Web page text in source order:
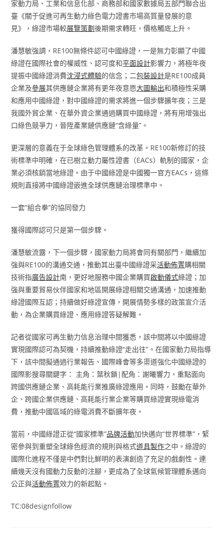
家動力局、工業和信息化部、商務部和國家數據局五部門聯合出
臺《關于促進可再生動力綠色電力證書市場高質量發展的意
見》，綠證市場較展覽策劃後期需求轉旺，價格觸底上升。
潘慧敏強調，RE100無條件認可中國綠證，一是無力彰顯了中國
綠證在國際社會的權威性、認可度和平面設計影響力，將極年夜
提振中國綠證消費沈浸式體驗的信念；二包裝設計是RE100成員
企業及參展其供應鏈企業將有更年夜意愿大圖輸出和積極性采購
和應用中國綠證，對中國綠證的需求將進一個步驟擴年夜；三是
我國外貿企業、在華外資企業通過購買中國綠證，將有用增強出
口綠色競爭力，晉陞產業鏈供應鏈“含綠量”。
更深層的意義在于全球綠色管理體系的改革。RE100新修訂的技
術標準中明確，在已樹立動力屬性證書（EACs）軌制的國家，企
業必須核銷當地綠證。由于中國綠證是中國獨一官方EACs，這條
規則直接將中國綠證嵌進全球供應鏈治理標準中。
一套“組合拳”的協同發力
獲得國際認可只是第一個步驟。
潘慧敏流露，下一個步驟，國家動力局將會同有關部門，繼續加
強與RE100的溝通交通，推動其出臺中國綠證采活動佈置購相關
技術指廣告設計南，更好地服務中國企業購買啟動儀式綠證；加
強與重要貿易伙伴國家和地區開展綠證相關交通溝通，加速推動
綠證國際互認；持續做好綠證宣傳，開展情勢多樣的政策宣介活
動，為企業購買綠證、應用綠證答疑解難。
記者從國家可再生動力信息治理中間獲悉，該中間將以中國綠證
實現國際認可為契機，持續推動綠證“走出往”。在國家動力局指導
下，該中間擬通過行業報告、國際峰會等多渠道強化中國綠證的
國際影搜尋關鍵字： 主角：葉秋鎖|配角：謝曦響力，重點面向
跨國供應鏈企業、高耗能行業推廣綠證應用。同時，鼓勵在華外
企、跨國企業供應鏈、高耗能行業企業等購買綠證實現綠電消
費，推動中國區域的綠電消費不斷擴年夜。
當前，中國綠證正從“國家標準”品牌活動加快邁向“世界標準”，緊
密參與到重塑全球綠色經濟的規則與格式道具製作之中。綠證的
國際化進程不僅是中們對比鮮明的表演創造了充足的戲劇性。連
續幾天沒有國動力反動的注腳，更成為了全球氣候管理體系邁向
公正與活動佈置效力的新起點。
TC:08designfollow